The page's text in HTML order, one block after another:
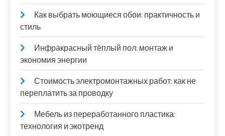
Как выбрать моющиеся обои: практичность и
стиль
Инфракрасный тёплый пол: монтаж и
экономия энергии
Стоимость электромонтажных работ: как не
переплатить за проводку
Мебель из переработанного пластика:
технология и экотренд